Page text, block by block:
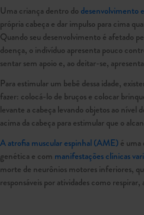
Uma criança dentro dodesenvolvimento
própria cabeça e dar impulso para cima
Quando seu desenvolvimento é afetado
doença, o indivíduo apresenta pouco
sentar sem apoio e, ao deitar-se,
Para estimular um bebê dessa idade,
fazer: colocá-lo de bruços e colocar
levante a cabeça levando objetos ao nível
acima da cabeça para estimular que o
A atrofia muscular espinhal (AME) é
genética e com manifestações clínicas
morte de neurônios motores inferiores,
responsáveis por atividades como